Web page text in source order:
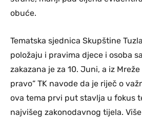
obuće.
Tematska sjednica Skupštine
položaju i pravima djece i osoba
zakazana je za 10. Juni, a iz
pravo“ TK navode da je riječ o
ova tema prvi put stavlja u fokus
najvišeg zakonodavnog tijela.